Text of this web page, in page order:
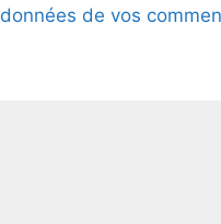
données de vos